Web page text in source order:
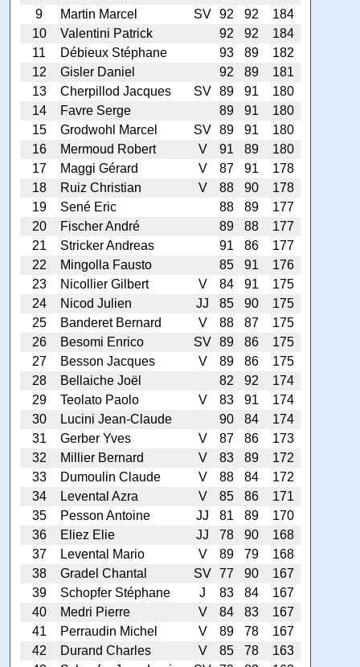
9
Martin Marcel SV 92 92
184
10
Valentini Patrick 92 92
184
11
Débieux Stéphane 93 89
182
12
Gisler Daniel 92 89
181
13
Cherpillod Jacques SV 89 91
180
14
Favre Serge 89 91
180
15
Grodwohl Marcel SV 89 91
180
16
Mermoud Robert V 91 89
180
17
Maggi Gérard V 87 91
178
18
Ruiz Christian V 88 90
178
19
Sené Eric 88 89
177
20
Fischer André 89 88
177
21
Stricker Andreas 91 86
177
22
Mingolla Fausto 85 91
176
23
Nicollier Gilbert V 84 91
175
24
Nicod Julien JJ 85 90
175
25
Banderet Bernard V 88 87
175
26
Besomi Enrico SV 89 86
175
27
Besson Jacques V 89 86
175
28
Bellaiche Joël 82 92
174
29
Teolato Paolo V 83 91
174
30
Lucini Jean-Claude 90 84
174
31
Gerber Yves V 87 86
173
32
Millier Bernard V 83 89
172
33
Dumoulin Claude V 88 84
172
34
Levental Azra V 85 86
171
35
Pesson Antoine JJ 81 89
170
36
Eliez Elie JJ 78 90
168
37
Levental Mario V 89 79
168
38
Gradel Chantal SV 77 90
167
39
Schopfer Stéphane J 83 84
167
40
Medri Pierre V 84 83
167
41
Perraudin Michel V 89 78
167
42
Durand Charles V 85 78
163